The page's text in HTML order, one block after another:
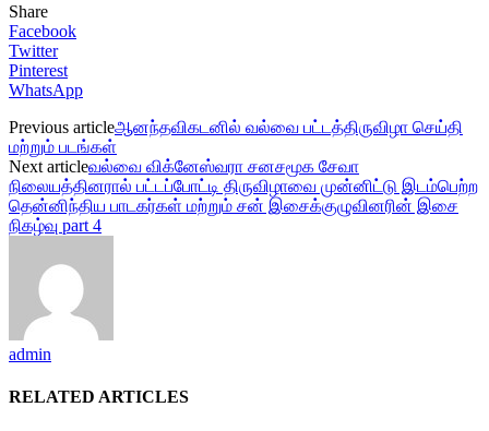
Share
Facebook
Twitter
Pinterest
WhatsApp
Previous articleஆனந்தவிகடனில் வல்வை பட்டத்திருவிழா செய்தி
மற்றும் படங்கள்
Next articleவல்வை விக்னேஸ்வரா சனசமூக சேவா
நிலையத்தினரால் பட்டப்போட்டி திருவிழாவை முன்னிட்டு இடம்பெற்ற
தென்னிந்திய பாடகர்கள் மற்றும் சன் இசைக்குழுவினரின் இசை
நிகழ்வு part 4
admin
RELATED ARTICLES